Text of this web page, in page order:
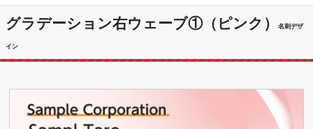
グラデーション右ウェーブ①（ピンク） 名刺デザ
イン